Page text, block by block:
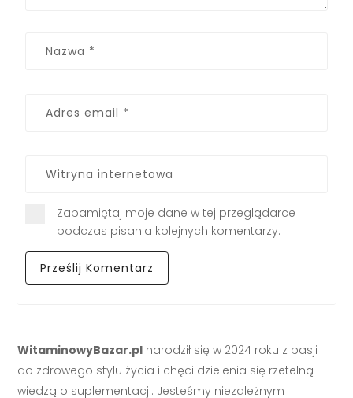
Zapamiętaj moje dane w tej przeglądarce
podczas pisania kolejnych komentarzy.
WitaminowyBazar.pl narodził się w 2024 roku z pasji
do zdrowego stylu życia i chęci dzielenia się rzetelną
wiedzą o suplementacji. Jesteśmy niezależnym